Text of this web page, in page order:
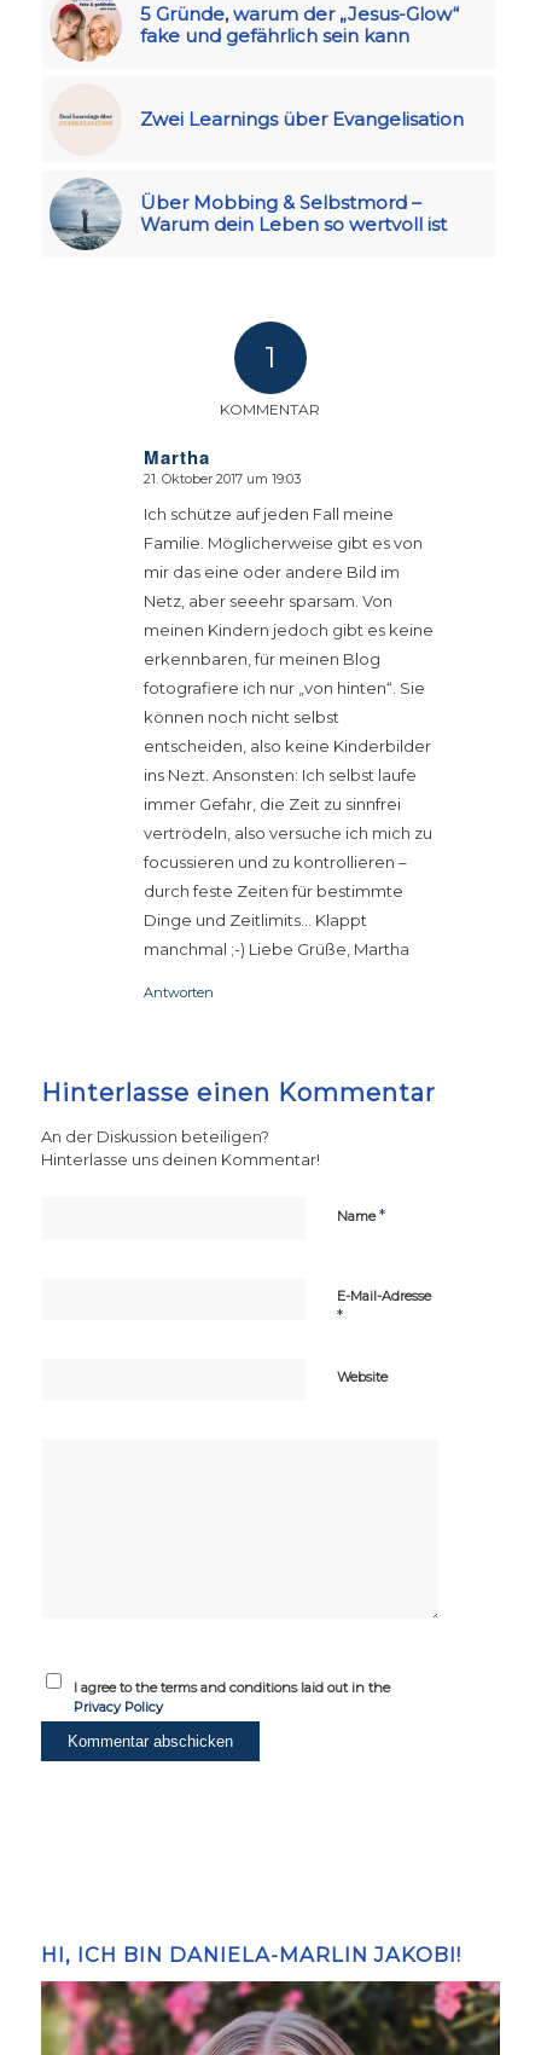
5 Gründe, warum der „Jesus-Glow“
fake und gefährlich sein kann
Zwei Learnings über Evangelisation
Über Mobbing & Selbstmord –
Warum dein Leben so wertvoll ist
1
KOMMENTAR
Martha
sagte:
21. Oktober 2017 um 19:03
Ich schütze auf jeden Fall meine
Familie. Möglicherweise gibt es von
mir das eine oder andere Bild im
Netz, aber seeehr sparsam. Von
meinen Kindern jedoch gibt es keine
erkennbaren, für meinen Blog
fotografiere ich nur „von hinten“. Sie
können noch nicht selbst
entscheiden, also keine Kinderbilder
ins Nezt. Ansonsten: Ich selbst laufe
immer Gefahr, die Zeit zu sinnfrei
vertrödeln, also versuche ich mich zu
focussieren und zu kontrollieren –
durch feste Zeiten für bestimmte
Dinge und Zeitlimits… Klappt
manchmal ;-) Liebe Grüße, Martha
Antworten
Hinterlasse einen Kommentar
An der Diskussion beteiligen?
Hinterlasse uns deinen Kommentar!
Name*
E-Mail-Adresse
*
Website
I agree to the terms and conditions laid out in the
Privacy Policy
HI, ICH BIN DANIELA-MARLIN JAKOBI!